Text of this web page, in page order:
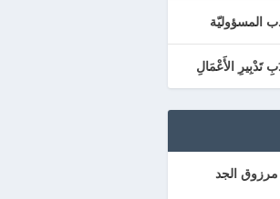
المسؤوليّة
تَدْبِيرِ الأَعْمَالِ
مرزوق الجد